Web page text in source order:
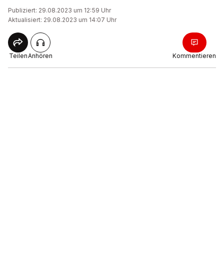
Publiziert: 29.08.2023 um 12:59 Uhr
Aktualisiert: 29.08.2023 um 14:07 Uhr
TeilenAnhören Kommentieren